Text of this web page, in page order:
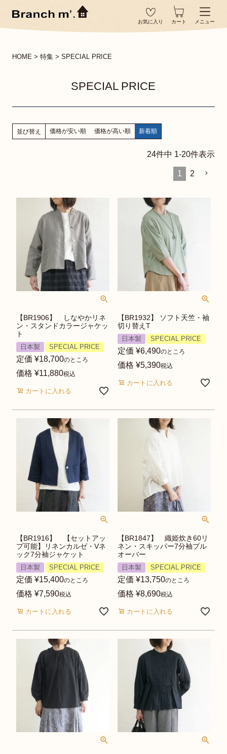
お気に入り カート メニュー
HOME 特集 SPECIAL PRICE
SPECIAL PRICE
並び替え 価格が安い順 価格が高い順 新着順
24件中 1-20件表示
1 2
【BR1906】 しなやかリネ
ン・スタンドカラージャケッ
ト
日本製 SPECIAL PRICE
定価 ¥18,700のところ
価格 ¥11,880税込
カートに入れる
【BR1932】 ソフト天竺・袖
切り替えT
日本製 SPECIAL PRICE
定価 ¥6,490のところ
価格 ¥5,390税込
カートに入れる
【BR1916】 【セットアッ
プ可能】リネンカルゼ・Vネ
ック7分袖ジャケット
日本製 SPECIAL PRICE
定価 ¥15,400のところ
価格 ¥7,590税込
カートに入れる
【BR1847】 織姫炊き60リ
ネン・スキッパー7分袖プル
オーバー
日本製 SPECIAL PRICE
定価 ¥13,750のところ
価格 ¥8,690税込
カートに入れる